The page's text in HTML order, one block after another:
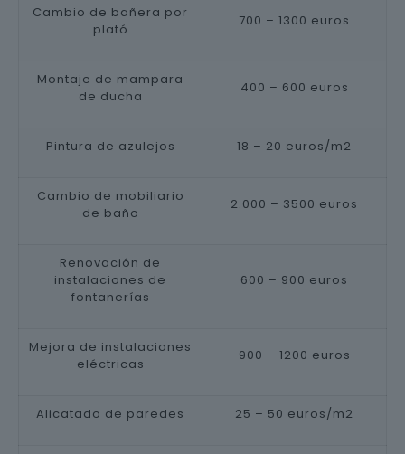
Cambio de bañera por
plató
700 – 1300 euros
Montaje de mampara
de ducha
400 – 600 euros
Pintura de azulejos 18 – 20 euros/m2
Cambio de mobiliario
de baño
2.000 – 3500 euros
Renovación de
instalaciones de
fontanerías
600 – 900 euros
Mejora de instalaciones
eléctricas
900 – 1200 euros
Alicatado de paredes 25 – 50 euros/m2